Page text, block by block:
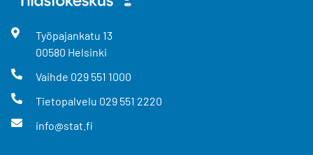
Työpajankatu 13
00580 Helsinki
Vaihde 029 551 1000
Tietopalvelu 029 551 2220
info@stat.fi